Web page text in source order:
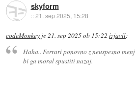
skyform
::21. sep 2025, 15:28
codeMonkey je21. sep 2025 ob 15:22 izjavil:
Haha.. Ferrari ponovno z neuspesno
bi ga moral spustiti nazaj.